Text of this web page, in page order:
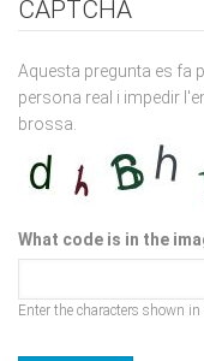
Aquesta pregunta es fa
brossa.
What code is in the
Enter the characters shown in